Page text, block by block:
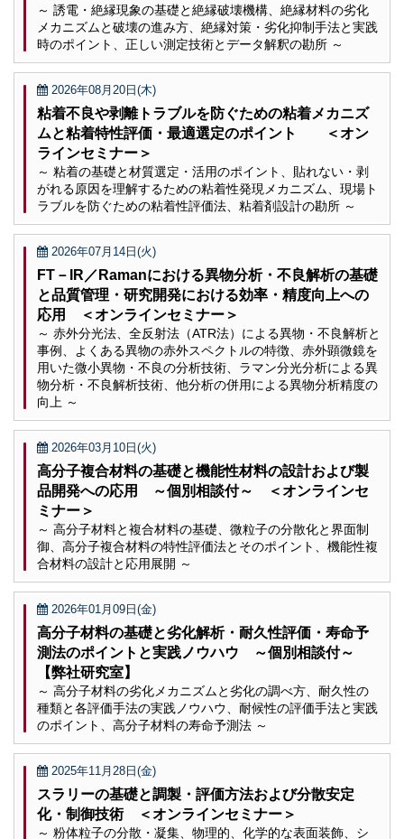
～ 誘電・絶縁現象の基礎と絶縁破壊機構、絶縁材料の劣化
メカニズムと破壊の進み方、絶縁対策・劣化抑制手法と実践
時のポイント、正しい測定技術とデータ解釈の勘所 ～
2026年08月20日(木)
粘着不良や剥離トラブルを防ぐための粘着メカニズ
ムと粘着特性評価・最適選定のポイント ＜オン
ラインセミナー＞
～ 粘着の基礎と材質選定・活用のポイント、貼れない・剥
がれる原因を理解するための粘着性発現メカニズム、現場ト
ラブルを防ぐための粘着性評価法、粘着剤設計の勘所 ～
2026年07月14日(火)
FT－IR／Ramanにおける異物分析・不良解析の基礎
と品質管理・研究開発における効率・精度向上への
応用 ＜オンラインセミナー＞
～ 赤外分光法、全反射法（ATR法）による異物・不良解析と
事例、よくある異物の赤外スペクトルの特徴、赤外顕微鏡を
用いた微小異物・不良の分析技術、ラマン分光分析による異
物分析・不良解析技術、他分析の併用による異物分析精度の
向上 ～
2026年03月10日(火)
高分子複合材料の基礎と機能性材料の設計および製
品開発への応用 ～個別相談付～ ＜オンラインセ
ミナー＞
～ 高分子材料と複合材料の基礎、微粒子の分散化と界面制
御、高分子複合材料の特性評価法とそのポイント、機能性複
合材料の設計と応用展開 ～
2026年01月09日(金)
高分子材料の基礎と劣化解析・耐久性評価・寿命予
測法のポイントと実践ノウハウ ～個別相談付～
【弊社研究室】
～ 高分子材料の劣化メカニズムと劣化の調べ方、耐久性の
種類と各評価手法の実践ノウハウ、耐候性の評価手法と実践
のポイント、高分子材料の寿命予測法 ～
2025年11月28日(金)
スラリーの基礎と調製・評価方法および分散安定
化・制御技術 ＜オンラインセミナー＞
～ 粉体粒子の分散・凝集、物理的、化学的な表面装飾、シ